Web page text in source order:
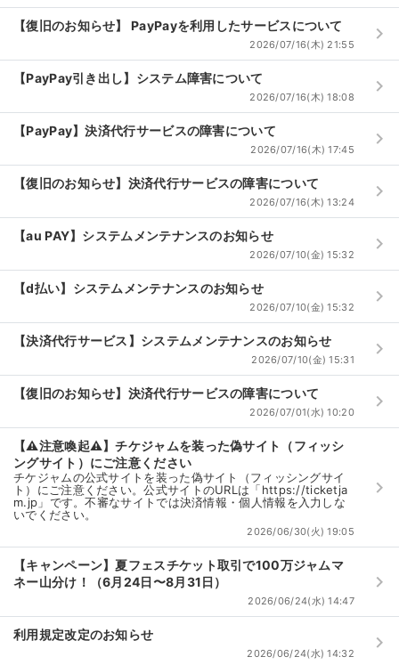
お知らせ
サイト情報
チケットジャム運営会社
チケットジャム利用規約
プライバシーポリシー
特定商取引法に基づく表記
公演登録依頼
不正転売禁止法について
【復旧のお知らせ】 PayPayを利用したサービスについて
2026/07/16(木) 21:55 keyboard_arrow_right
【PayPay引き出し】システム障害について
2026/07/16(木) 18:08 keyboard_arrow_right
【PayPay】決済代行サービスの障害について
2026/07/16(木) 17:45 keyboard_arrow_right
【復旧のお知らせ】決済代行サービスの障害について
2026/07/16(木) 13:24 keyboard_arrow_right
【au PAY】システムメンテナンスのお知らせ
2026/07/10(金) 15:32 keyboard_arrow_right
【d払い】システムメンテナンスのお知らせ
2026/07/10(金) 15:32 keyboard_arrow_right
【決済代行サービス】システムメンテナンスのお知らせ
2026/07/10(金) 15:31 keyboard_arrow_right
【復旧のお知らせ】決済代行サービスの障害について
2026/07/01(水) 10:20 keyboard_arrow_right
【⚠️注意喚起⚠️】チケジャムを装った偽サイト（フィッシ
ングサイト）にご注意ください
チケジャムの公式サイトを装った偽サイト（フィッシングサイ
ト）にご注意ください。公式サイトのURLは「https://ticketja
m.jp」です。不審なサイトでは決済情報・個人情報を入力しな
いでください。
2026/06/30(火) 19:05
keyboard_arrow_right
【キャンペーン】夏フェスチケット取引で100万ジャムマ
ネー山分け！（6月24日〜8月31日）
2026/06/24(水) 14:47
keyboard_arrow_right
利用規定改定のお知らせ
2026/06/24(水) 14:32 keyboard_arrow_right